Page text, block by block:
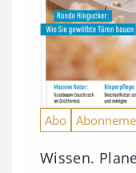
Abo
Wissen.